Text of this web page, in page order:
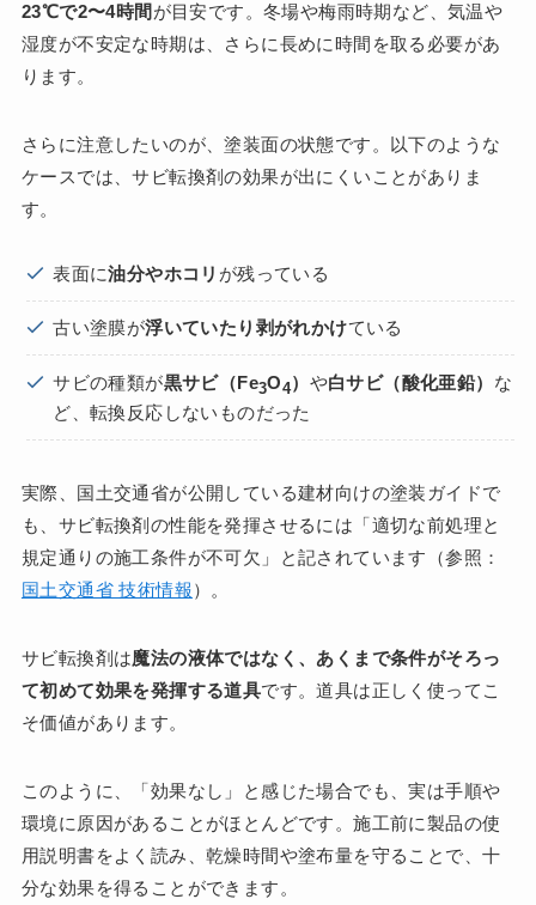
23℃で2〜4時間 が目安です。冬場や梅雨時期など、気温や
湿度が不安定な時期は、さらに長めに時間を取る必要があ
ります。
さらに注意したいのが、塗装面の状態です。以下のような
ケースでは、サビ転換剤の効果が出にくいことがありま
す。
表面に油分やホコリ が残っている
古い塗膜が浮いていたり剥がれかけている
サビの種類が黒サビ（Fe3O4） や白サビ（酸化亜鉛） な
ど、転換反応しないものだった
実際、国土交通省が公開している建材向けの塗装ガイドで
も、サビ転換剤の性能を発揮させるには「適切な前処理と
規定通りの施工条件が不可欠」と記されています（参照：
国土交通省 技術情報）。
サビ転換剤は魔法の液体ではなく、あくまで条件がそろっ
て初めて効果を発揮する道具です。道具は正しく使ってこ
そ価値があります。
このように、「効果なし」と感じた場合でも、実は手順や
環境に原因があることがほとんどです。施工前に製品の使
用説明書をよく読み、乾燥時間や塗布量を守ることで、十
分な効果を得ることができます。